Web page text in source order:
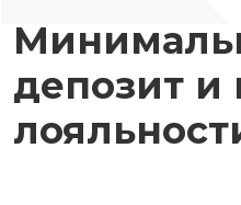
депозит и